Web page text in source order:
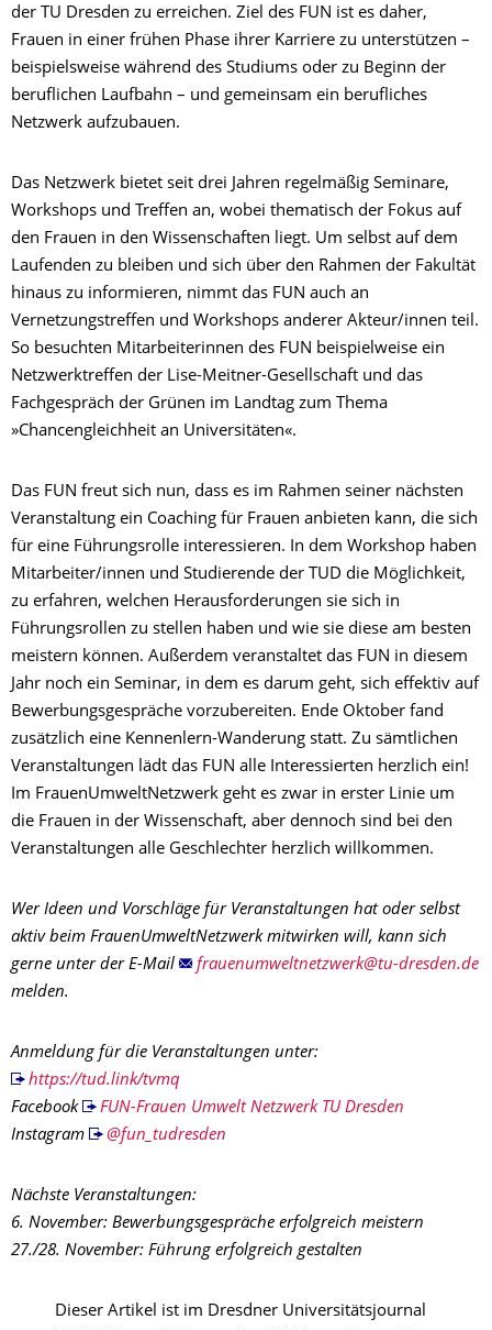
der TU Dresden zu erreichen. Ziel des FUN ist es daher,
Frauen in einer frühen Phase ihrer Karriere zu unterstützen –
beispielsweise während des Studiums oder zu Beginn der
beruflichen Laufbahn – und gemeinsam ein berufliches
Netzwerk aufzubauen.
Das Netzwerk bietet seit drei Jahren regelmäßig Seminare,
Workshops und Treffen an, wobei thematisch der Fokus auf
den Frauen in den Wissenschaften liegt. Um selbst auf dem
Laufenden zu bleiben und sich über den Rahmen der Fakultät
hinaus zu informieren, nimmt das FUN auch an
Vernetzungstreffen und Workshops anderer Akteur/innen teil.
So besuchten Mitarbeiterinnen des FUN beispielweise ein
Netzwerktreffen der Lise-Meitner-Gesellschaft und das
Fachgespräch der Grünen im Landtag zum Thema
»Chancengleichheit an Universitäten«.
Das FUN freut sich nun, dass es im Rahmen seiner nächsten
Veranstaltung ein Coaching für Frauen anbieten kann, die sich
für eine Führungsrolle interessieren. In dem Workshop haben
Mitarbeiter/innen und Studierende der TUD die Möglichkeit,
zu erfahren, welchen Herausforderungen sie sich in
Führungsrollen zu stellen haben und wie sie diese am besten
meistern können. Außerdem veranstaltet das FUN in diesem
Jahr noch ein Seminar, in dem es darum geht, sich effektiv auf
Bewerbungsgespräche vorzubereiten. Ende Oktober fand
zusätzlich eine Kennenlern-Wanderung statt. Zu sämtlichen
Veranstaltungen lädt das FUN alle Interessierten herzlich ein!
Im FrauenUmweltNetzwerk geht es zwar in erster Linie um
die Frauen in der Wissenschaft, aber dennoch sind bei den
Veranstaltungen alle Geschlechter herzlich willkommen.
Wer Ideen und Vorschläge für Veranstaltungen hat oder selbst
aktiv beim FrauenUmweltNetzwerk mitwirken will, kann sich
gerne unter der E-Mail
melden.
Anmeldung für die Veranstaltungen unter:
https://tud.link/tvmq
Facebook
FUN-Frauen Umwelt Netzwerk TU Dresden
Instagram
@fun_tudresden
Nächste Veranstaltungen:
6. November: Bewerbungsgespräche erfolgreich meistern
27./28. November: Führung erfolgreich gestalten
Dieser Artikel ist im Dresdner Universitätsjournal